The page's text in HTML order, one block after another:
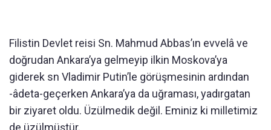
Filistin Devlet reisi Sn. Mahmud Abbas’ın evvelâ ve
doğrudan Ankara’ya gelmeyip ilkin Moskova’ya
giderek sn Vladimir Putin’le görüşmesinin ardından
-âdeta-geçerken Ankara’ya da uğraması, yadırgatan
bir ziyaret oldu. Üzülmedik değil. Eminiz ki milletimiz
de üzülmüştür.